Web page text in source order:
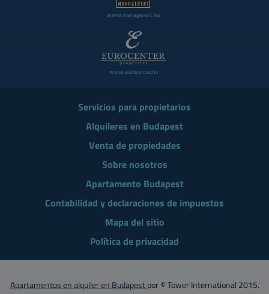
www.managerent.hu
www.eurocenter.hu
Servicios para propietarios
Alquileres en Budapest
Venta de propiedades
Sobre nosotros
Apartamento Budapest
Contabilidad y declaraciones de impuestos
Mapa del sitio
Política de privacidad
Apartamentos en alquiler en Budapestpor © Tower International 2015.